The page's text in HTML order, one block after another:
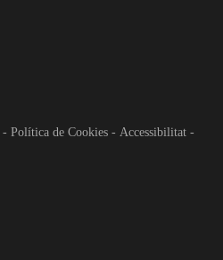
- Política de Cookies - Accessibilitat -